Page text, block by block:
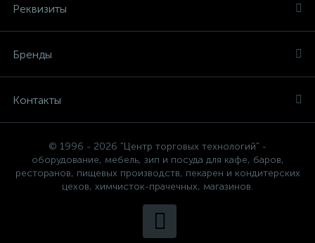
Реквизиты
Бренды
Контакты
© 1996 - 2026 "Центр торговых технологий" -
оборудование, мебель, зип и посуда для кафе, баров,
ресторанов, пищевых производств, пекарен и кондитерских
цехов, химчисток-прачечных, магазинов.